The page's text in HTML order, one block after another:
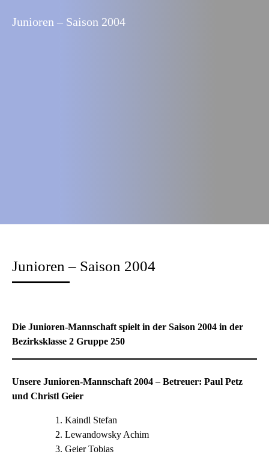
Junioren – Saison 2004
Junioren – Saison 2004
Die Junioren-Mannschaft spielt in der Saison 2004 in der
Bezirksklasse 2 Gruppe 250
Unsere Junioren-Mannschaft 2004 – Betreuer: Paul Petz
und Christl Geier
Kaindl Stefan
Lewandowsky Achim
Geier Tobias